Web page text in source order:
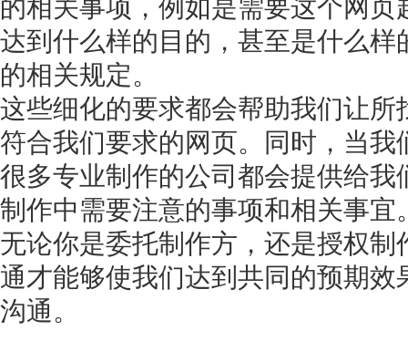
的相关事项，例如是需要这个网
达到什么样的目的，甚至是什么
的相关规定。
这些细化的要求都会帮助我们让
符合我们要求的网页。同时，当
很多专业制作的公司都会提供给
制作中需要注意的事项和相关事宜
无论你是委托制作方，还是授权
通才能够使我们达到共同的预期
沟通。